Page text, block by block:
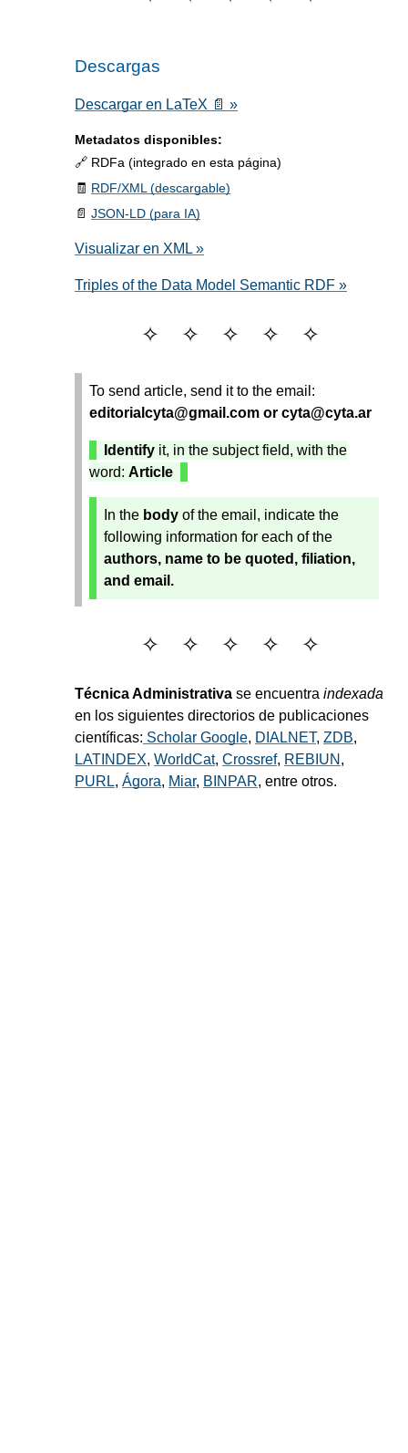
Descargas
Descargar en LaTeX 📄 »
Metadatos disponibles:
🔗 RDFa (integrado en esta página)
🧾 RDF/XML (descargable)
📄 JSON-LD (para IA)
Visualizar en XML »
Triples of the Data Model Semantic RDF »
To send article, send it to the email:
editorialcyta@gmail.com or cyta@cyta.ar
Identify it, in the subject field, with the
word: Article
In the body of the email, indicate the
following information for each of the
authors, name to be quoted, filiation,
and email.
Técnica Administrativa se encuentra indexada
en los siguientes directorios de publicaciones
científicas: Scholar Google, DIALNET, ZDB,
LATINDEX, WorldCat, Crossref, REBIUN ,
PURL, Ágora, Miar, BINPAR, entre otros.